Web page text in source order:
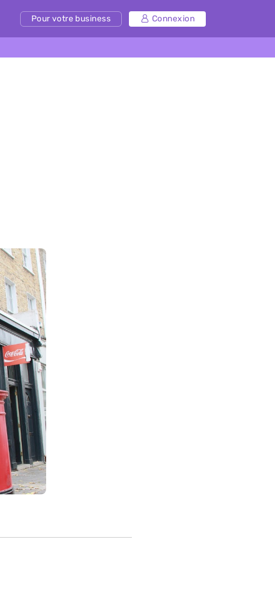
Pour votre business Connexion